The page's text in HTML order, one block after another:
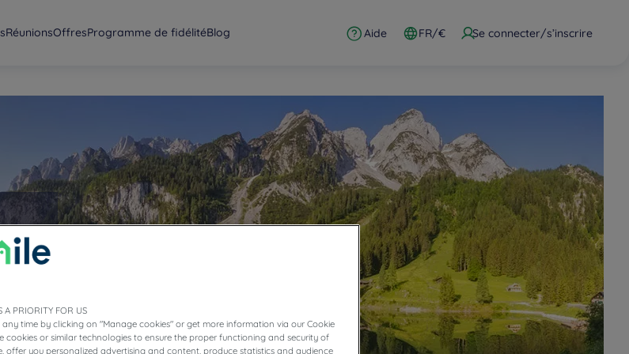
RéunionsOffresProgramme de fidélitéBlog Aide FR/€ Se connecter/s’inscrire
A PRIORITY FOR US
time by clicking on "Manage cookies" or get more information via our Cookie
cookies or similar technologies to ensure the proper functioning and security of
offer you personalized advertising and content, produce statistics and audience